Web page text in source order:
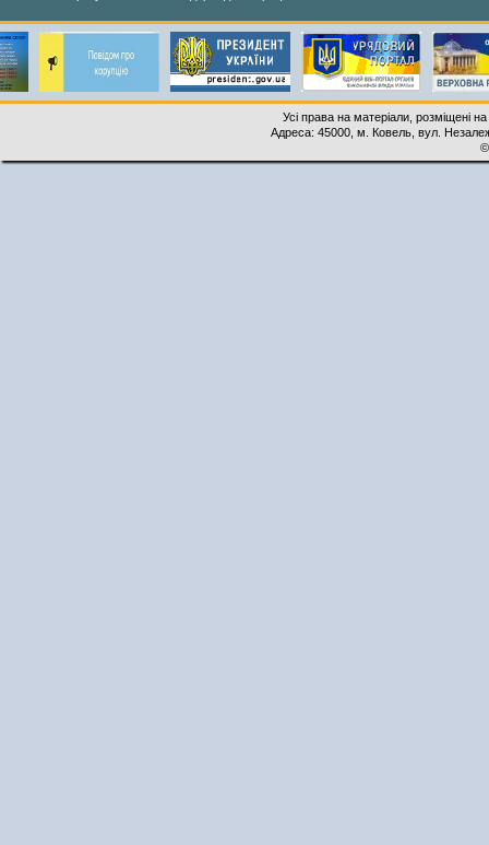
Усі права на матеріали, розміщені
Адреса: 45000, м. Ковель, вул.